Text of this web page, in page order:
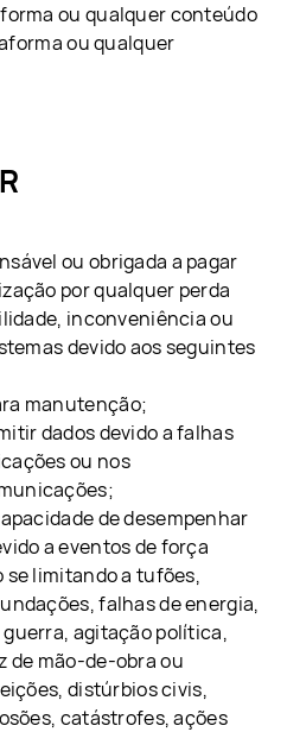
ou qualquer conteúdo
ou qualquer
ou obrigada a pagar
por qualquer perda
inconveniência ou
devido aos seguintes
manutenção;
dados devido a falhas
ou nos
de desempenhar
a eventos de força
se limitando a tufões,
falhas de energia,
agitação política,
de mão-de-obra ou
distúrbios civis,
catástrofes, ações